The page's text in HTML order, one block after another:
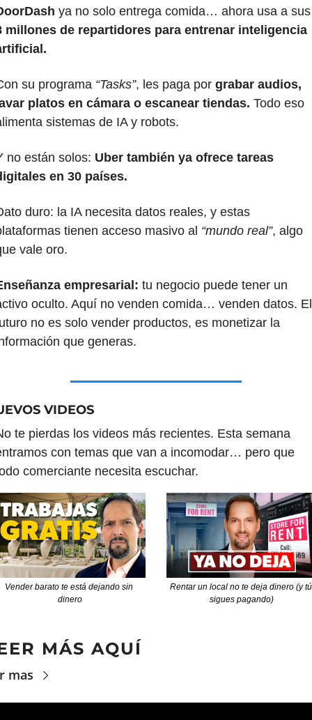
ya no solo entrega comida… ahora usa a sus
millones de repartidores para entrenar inteligencia
su programa “Tasks”, les paga por grabar audios,
platos en cámara o escanear tiendas. Todo eso
sistemas de IA y robots.
no están solos: Uber también ya ofrece tareas
en 30 países.
duro: la IA necesita datos reales, y estas
tienen acceso masivo al “mundo real”, algo
vale oro.
empresarial: tu negocio puede tener un
oculto. Aquí no venden comida… venden datos. El
no es solo vender productos, es monetizar la
que generas.
VIDEOS
te pierdas los videos más recientes. Esta semana
con temas que van a incomodar… pero que
comerciante necesita escuchar.
Vender barato te está dejando sin
dinero
Rentar un local no te deja dinero (y tú
sigues pagando)
MÁS AQUÍ
mas